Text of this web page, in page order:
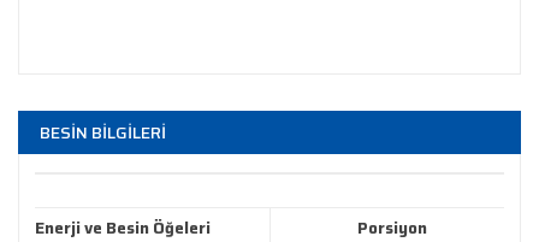
Bu ürüne ilk yorumu siz yapın!
diğer konularda yetersiz gördüğünüz noktaları öneri
formunu kullanarak tarafımıza iletebilirsiniz.
Görüş ve önerileriniz için teşekkür ederiz.
Ürün resmi kalitesiz, bozuk veya görüntülenemiyor.
BESİN BİLGİLERİ
Enerji ve Besin Öğeleri Porsiyon